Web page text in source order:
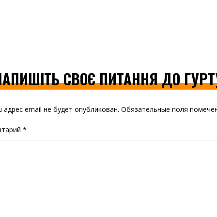
СВОЄ ПИТАННЯ ДО
адрес email не будет опубликован. Обязательные поля
*